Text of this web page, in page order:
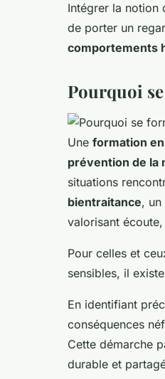
Intégrer la notion
de porter un
comportements
Pourquoi
Une formation
prévention de la
situations
bientraitance,
valorisant
Pour celles et
sensibles, il
En identifiant
conséquences
Cette démarche
durable et